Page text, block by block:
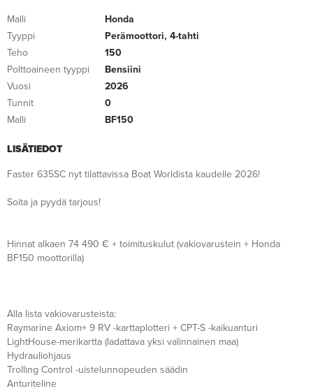
Malli
Honda
Tyyppi
Perämoottori, 4-tahti
Teho
150
Polttoaineen tyyppi
Bensiini
Vuosi
2026
Tunnit
0
Malli
BF150
LISÄTIEDOT
Faster 635SC nyt tilattavissa Boat Worldista kaudelle 2026!
Soita ja pyydä tarjous!
Hinnat alkaen 74 490 € + toimituskulut (vakiovarustein + Honda
BF150 moottorilla)
Alla lista vakiovarusteista:
Raymarine Axiom+ 9 RV -karttaplotteri + CPT-S -kaikuanturi
LightHouse-merikartta (ladattava yksi valinnainen maa)
Hydrauliohjaus
Trolling Control -uistelunnopeuden säädin
Anturiteline